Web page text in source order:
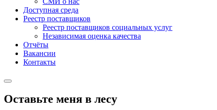
Доступная среда
Реестр поставщиков
Реестр поставщиков социальных услуг
Независимая оценка качества
Отчёты
Вакансии
Контакты
Оставьте меня в лесу